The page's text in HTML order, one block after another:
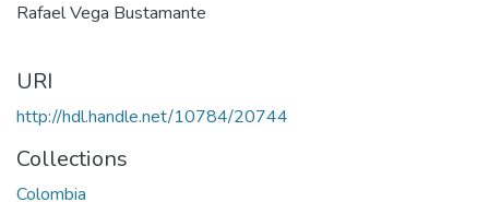
Rafael Vega Bustamante
URI
http://hdl.handle.net/10784/20744
Collections
Colombia